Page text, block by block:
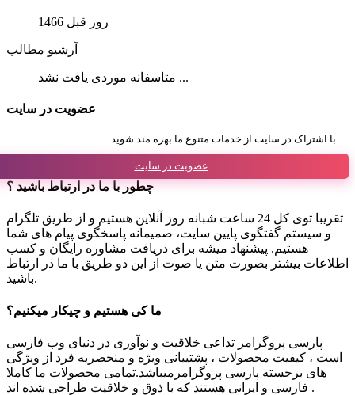
1466 روز قبل
آرشیو مطالب
متاسفانه موردی یافت نشد ...
عضویت در سایت
با اشتراک در سایت از خدمات متنوع ما بهره مند شوید …
عضویت در سایت
چطور با ما در ارتباط باشید ؟
تقریبا توی کل 24 ساعت شبانه روز آنلاین هستیم و از طریق تلگرام
و سیستم گفتگوی پایین سایت، صمیمانه پاسخگوی پیام های شما
هستیم. پیشنهاد میشه برای دریافت مشاوره رایگان و کسب
اطلاعات بیشتر بصورت متن یا صوت از این دو طریق با ما در ارتباط
باشید.
ما کی هستیم و چیکار میکنیم؟
پارسی پروگرامر تداعی خلاقیت و نوآوری در دنیای وب فارسی
است ، کیفیت محصولات ، پشتیبانی ویژه و منحصربه فرد از ویژگی
های برجسته پارسی پروگرامرمیباشد.تمامی محصولات ما کاملا
فارسی و ایرانی هستند که با ذوق و خلاقیت طراحی شده اند .